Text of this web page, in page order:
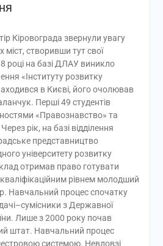
Кіровограда звернули увагу
створивши тут свої
році на базі ДЛАУ виникло
«Інституту розвитку
в Києві, його очолював
Перші 49 студентів
«Правознавство» та
рік, на базі відділення
представництво
університету розвитку
отримав право готувати
кваліфікаційним рівнем молодший
Навчальний процес спочатку
з Державної
Лише з 2000 року почав
штат. Навчальний процес
системою. Невдовзі